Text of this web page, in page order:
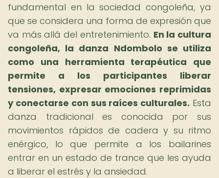
fundamental en la sociedad congoleña, ya
que se considera una forma de expresión que
va más allá del entretenimiento. En la cultura
congoleña, la danza Ndombolo se utiliza
como una herramienta terapéutica que
permite a los participantes liberar
tensiones, expresar emociones reprimidas
y conectarse con sus raíces culturales. Esta
danza tradicional es conocida por sus
movimientos rápidos de cadera y su ritmo
enérgico, lo que permite a los bailarines
entrar en un estado de trance que les ayuda
a liberar el estrés y la ansiedad.